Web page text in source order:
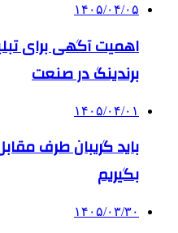
۱۴۰۵/۰۴/۰۵
اهمیت آگهی برای
برندینگ در صنعت
۱۴۰۵/۰۴/۰۱
باید گریبان طرف
بگیریم
۱۴۰۵/۰۳/۳۰